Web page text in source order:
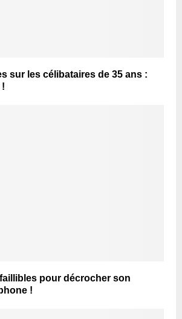
sur les célibataires de 35 ans :
pour décrocher son
!